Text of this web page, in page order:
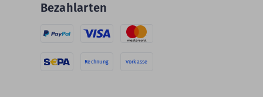
Bezahlarten
Rechnung Vorkasse